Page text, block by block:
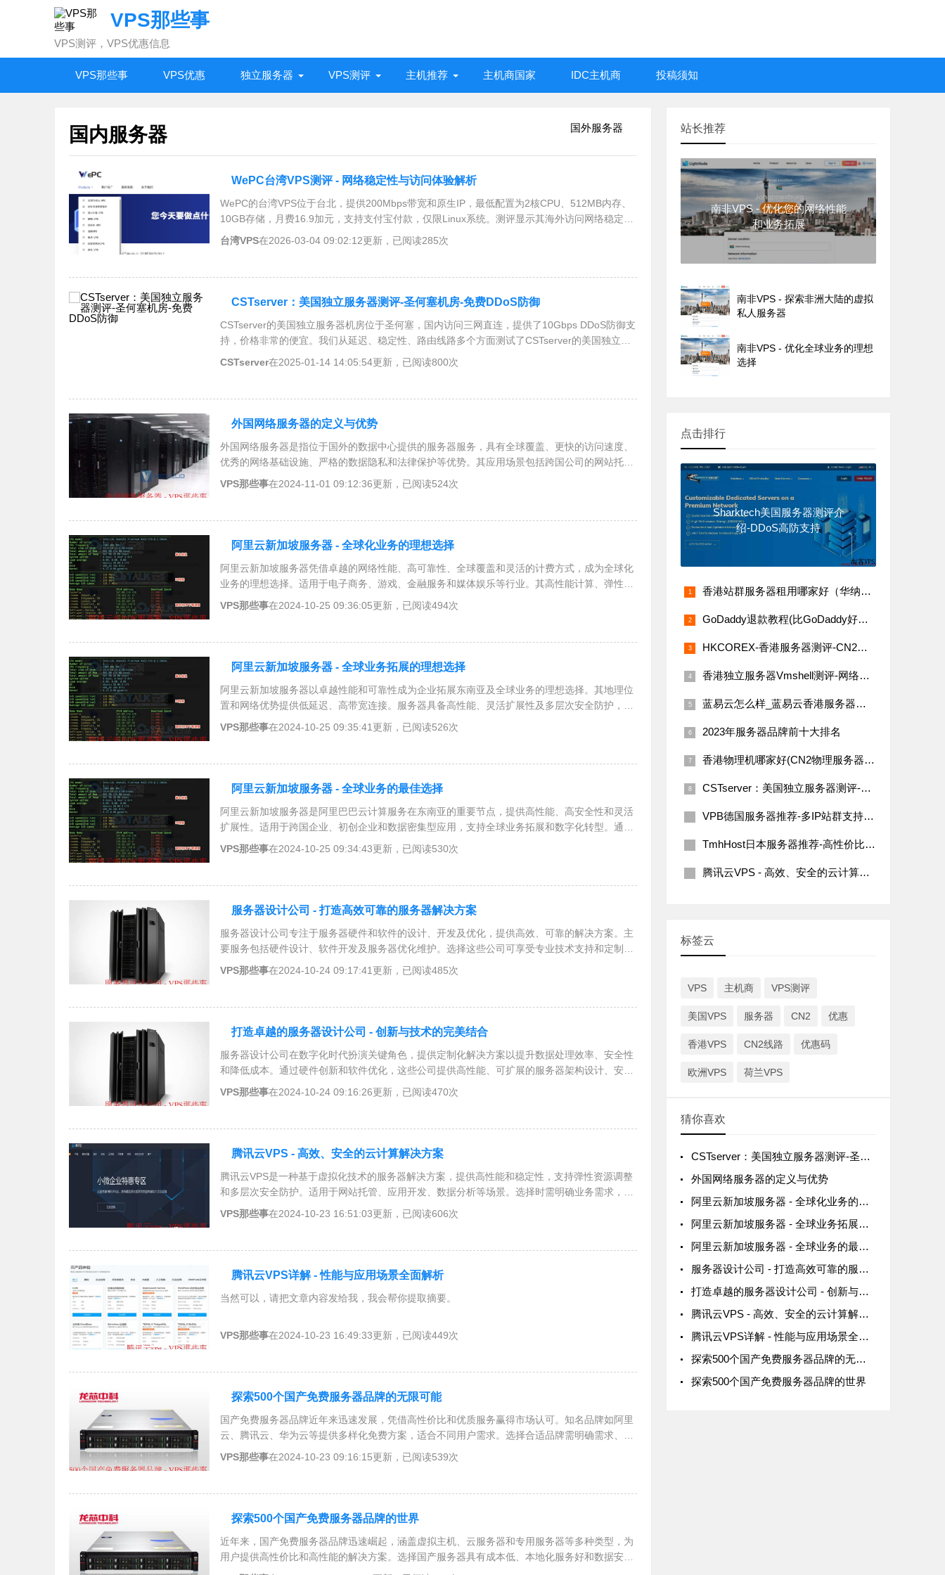
VPS那些事
VPS测评，VPS优惠信息
VPS那些事 VPS优惠 独立服务器 VPS测评 主机推荐 主机商国家 IDC主机商 投稿须知
国外服务器
国内服务器
WePC台湾VPS测评 - 网络稳定性与访问体验解析
WePC的台湾VPS位于台北，提供200Mbps带宽和原生IP，最低配置为2核CPU、512MB内存、
10GB存储，月费16.9加元，支持支付宝付款，仅限Linux系统。测评显示其海外访问网络稳定，
延迟较低，但国内访问丢包严重且延迟较高，无法直连使用，建议通过中转服务连接。相比之
台湾VPS在2026-03-04 09:02:12更新，已阅读285次
CSTserver：美国独立服务器测评-圣何塞机房-免费DDoS防御
CSTserver的美国独立服务器机房位于圣何塞，国内访问三网直连，提供了10Gbps DDoS防御支
持，价格非常的便宜。我们从延迟、稳定性、路由线路多个方面测试了CSTserver的美国独立服
务器，并介绍了其价格套餐，有需要购买的用户可以参考图文教程下单，使用我们提供的优惠码
CSTserver在2025-01-14 14:05:54更新，已阅读800次
外国网络服务器的定义与优势
外国网络服务器是指位于国外的数据中心提供的服务器服务，具有全球覆盖、更快的访问速度、
优秀的网络基础设施、严格的数据隐私和法律保护等优势。其应用场景包括跨国公司的网站托
管、电子商务平台、视频流媒体服务和游戏服务器。选择合适的外国网络服务器需考虑数据中心
VPS那些事在2024-11-01 09:12:36更新，已阅读524次
阿里云新加坡服务器 - 全球化业务的理想选择
阿里云新加坡服务器凭借卓越的网络性能、高可靠性、全球覆盖和灵活的计费方式，成为全球化
业务的理想选择。适用于电子商务、游戏、金融服务和媒体娱乐等行业。其高性能计算、弹性扩
展、智能运维和多层次安全防护等技术特点，使其在市场上具有竞争优势。
VPS那些事在2024-10-25 09:36:05更新，已阅读494次
阿里云新加坡服务器 - 全球业务拓展的理想选择
阿里云新加坡服务器以卓越性能和可靠性成为企业拓展东南亚及全球业务的理想选择。其地理位
置和网络优势提供低延迟、高带宽连接。服务器具备高性能、灵活扩展性及多层次安全防护，符
合国际合规标准，并提供全天候技术支持。广泛应用于金融、电子商务等行业，助力企业实现全
VPS那些事在2024-10-25 09:35:41更新，已阅读526次
阿里云新加坡服务器 - 全球业务的最佳选择
阿里云新加坡服务器是阿里巴巴云计算服务在东南亚的重要节点，提供高性能、高安全性和灵活
扩展性。适用于跨国企业、初创企业和数据密集型应用，支持全球业务拓展和数字化转型。通过
高性能计算和多层次安全防护，确保业务连续性和数据安全。
VPS那些事在2024-10-25 09:34:43更新，已阅读530次
服务器设计公司 - 打造高效可靠的服务器解决方案
服务器设计公司专注于服务器硬件和软件的设计、开发及优化，提供高效、可靠的解决方案。主
要服务包括硬件设计、软件开发及服务器优化维护。选择这些公司可享受专业技术支持和定制化
方案，提高业务效率。评估技术能力、服务范围及成本效益是选择合适公司的关键。
VPS那些事在2024-10-24 09:17:41更新，已阅读485次
打造卓越的服务器设计公司 - 创新与技术的完美结合
服务器设计公司在数字化时代扮演关键角色，提供定制化解决方案以提升数据处理效率、安全性
和降低成本。通过硬件创新和软件优化，这些公司提供高性能、可扩展的服务器架构设计、安
装、维护及技术支持。选择合适的公司需考虑其经验、技术能力和客户评价，以确保项目成功和
VPS那些事在2024-10-24 09:16:26更新，已阅读470次
腾讯云VPS - 高效、安全的云计算解决方案
腾讯云VPS是一种基于虚拟化技术的服务器解决方案，提供高性能和稳定性，支持弹性资源调整
和多层次安全防护。适用于网站托管、应用开发、数据分析等场景。选择时需明确业务需求，比
较套餐，并考虑扩展性。通过监控、优化应用和使用缓存技术，可提升VPS性能。
VPS那些事在2024-10-23 16:51:03更新，已阅读606次
腾讯云VPS详解 - 性能与应用场景全面解析
当然可以，请把文章内容发给我，我会帮你提取摘要。
VPS那些事在2024-10-23 16:49:33更新，已阅读449次
探索500个国产免费服务器品牌的无限可能
国产免费服务器品牌近年来迅速发展，凭借高性价比和优质服务赢得市场认可。知名品牌如阿里
云、腾讯云、华为云等提供多样化免费方案，适合不同用户需求。选择合适品牌需明确需求、考
察性能、了解服务。未来，随着技术进步和云计算等新兴技术的应用，国产服务器品牌将继续提
VPS那些事在2024-10-23 09:16:15更新，已阅读539次
探索500个国产免费服务器品牌的世界
近年来，国产免费服务器品牌迅速崛起，涵盖虚拟主机、云服务器和专用服务器等多种类型，为
用户提供高性价比和高性能的解决方案。选择国产服务器具有成本低、本地化服务好和数据安全
保障强等优势。用户应根据需求、性能、稳定性和安全性等因素选择适合的品牌。
站长推荐
南非VPS - 优化您的网络性能
和业务拓展
南非VPS - 探索非洲大陆的虚拟
私人服务器
南非VPS - 优化全球业务的理想
选择
点击排行
Sharktech美国服务器测评介
绍-DDoS高防支持
香港站群服务器租用哪家好（华纳云香港CN2站群服务器价格）
GoDaddy退款教程(比GoDaddy好的主机商有哪些)
HKCOREX-香港服务器测评-CN2线路，无限流量，性能卓越
香港独立服务器Vmshell测评-网络稳等配置优秀
蓝易云怎么样_蓝易云香港服务器测评
2023年服务器品牌前十大排名
香港物理机哪家好(CN2物理服务器多少钱一台)
CSTserver：美国独立服务器测评-圣何塞机房-免费DDoS防御
VPB德国服务器推荐-多IP站群支持，性价比高
TmhHost日本服务器推荐-高性价比多IP支持
腾讯云VPS - 高效、安全的云计算解决方案
标签云
VPS 主机商 VPS测评
美国VPS 服务器 CN2 优惠
香港VPS CN2线路 优惠码
欧洲VPS 荷兰VPS
猜你喜欢
CSTserver：美国独立服务器测评-圣何塞机房-免费DDoS防御
外国网络服务器的定义与优势
阿里云新加坡服务器 - 全球化业务的理想选择
阿里云新加坡服务器 - 全球业务拓展的理想选择
阿里云新加坡服务器 - 全球业务的最佳选择
服务器设计公司 - 打造高效可靠的服务器解决方案
打造卓越的服务器设计公司 - 创新与技术的完美结合
腾讯云VPS - 高效、安全的云计算解决方案
腾讯云VPS详解 - 性能与应用场景全面解析
探索500个国产免费服务器品牌的无限可能
探索500个国产免费服务器品牌的世界